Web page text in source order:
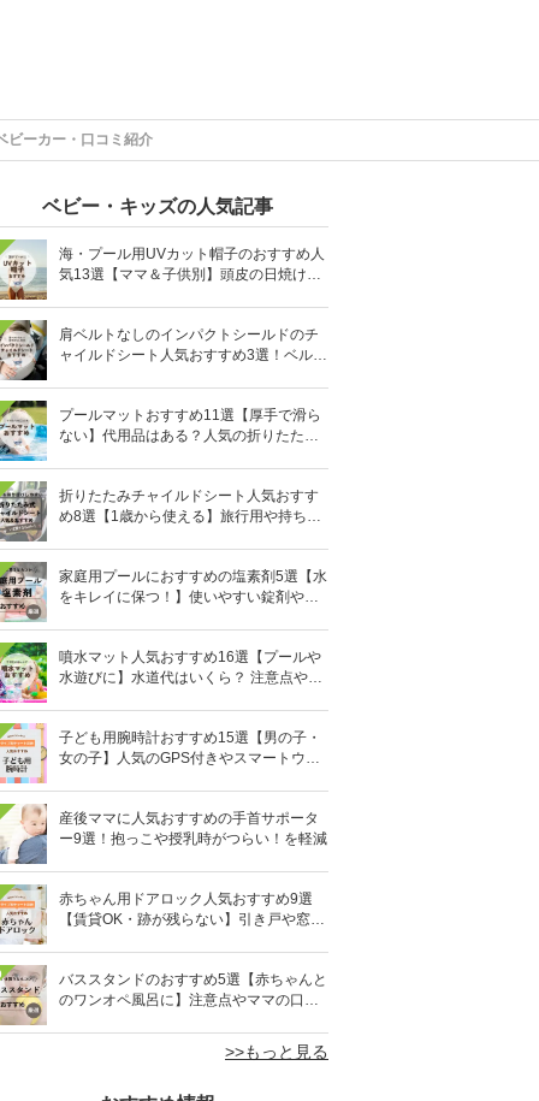
ビーカー・口コミ紹介
ベビー・キッズの人気記事
海・プール用UVカット帽子のおすすめ人
気13選【ママ＆子供別】頭皮の日焼け対
肩ベルトなしのインパクトシールドのチ
ャイルドシート人気おすすめ3選！ベルト
プールマットおすすめ11選【厚手で滑ら
ない】代用品はある？人気の折りたたみ
折りたたみチャイルドシート人気おすす
め8選【1歳から使える】旅行用や持ち運
家庭用プールにおすすめの塩素剤5選【水
をキレイに保つ！】使いやすい錠剤やパ
噴水マット人気おすすめ16選【プールや
水遊びに】水道代はいくら？ 注意点やデ
子ども用腕時計おすすめ15選【男の子・
女の子】人気のGPS付きやスマートウォ
産後ママに人気おすすめの手首サポータ
ー9選！抱っこや授乳時がつらい！を軽減
赤ちゃん用ドアロック人気おすすめ9選
【賃貸OK・跡が残らない】引き戸や窓対
バススタンドのおすすめ5選【赤ちゃんと
のワンオペ風呂に】注意点やママの口コ
>>もっと見る